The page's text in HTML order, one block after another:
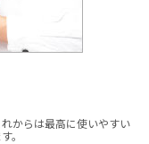
からは最高に使いやすい
。